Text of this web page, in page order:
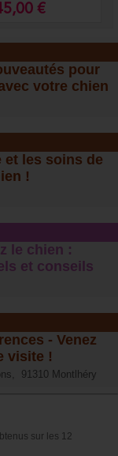
€
pour
votre chien
et les soins de
!
le chien :
et conseil s
- Venez
visite !
91310 Montlhéry
sur les 12